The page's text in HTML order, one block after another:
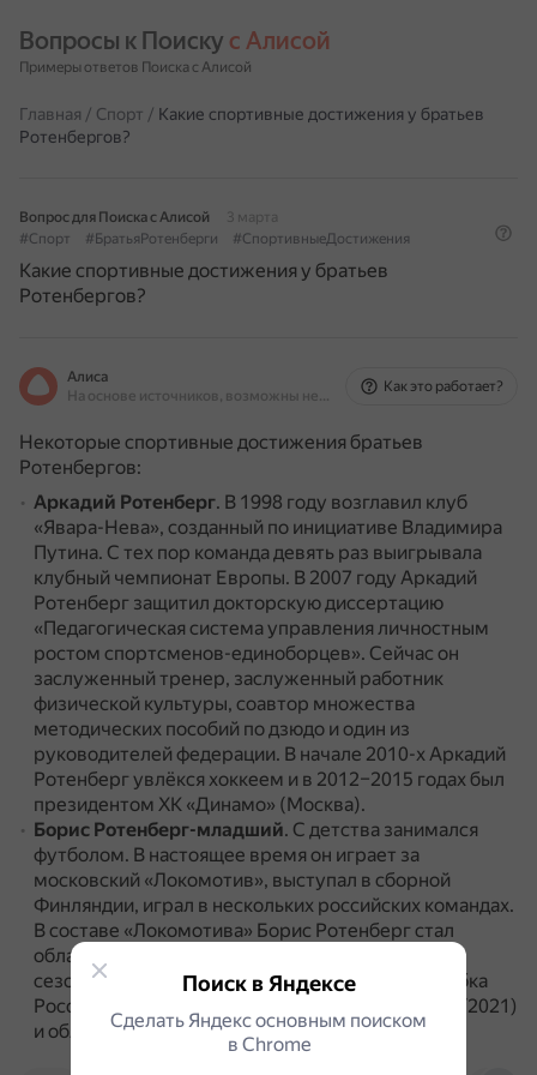
Вопросы к Поиску с Алисой
Примеры ответов Поиска с Алисой
Главная / Спорт / Какие спортивные достижения у братьев
Ротенбергов?
Вопрос для Поиска с Алисой
3 марта
#Спорт
#БратьяРотенберги #СпортивныеДостижения
Какие спортивные достижения у братьев
Ротенбергов?
Алиса
На основе источников, возможны неточности
Как это работает?
Некоторые спортивные достижения братьев
Ротенбергов:
Аркадий Ротенберг. В 1998 году возглавил клуб
«Явара-Нева», созданный по инициативе Владимира
Путина. С тех пор команда девять раз выигрывала
клубный чемпионат Европы. В 2007 году Аркадий
Ротенберг защитил докторскую диссертацию
«Педагогическая система управления личностным
ростом спортсменов-единоборцев». Сейчас он
заслуженный тренер, заслуженный работник
физической культуры, соавтор множества
методических пособий по дзюдо и один из
руководителей федерации. В начале 2010-х Аркадий
Ротенберг увлёкся хоккеем и в 2012–2015 годах был
президентом ХК «Динамо» (Москва).
Борис Ротенберг-младший. С детства занимался
футболом. В настоящее время он играет за
московский «Локомотив», выступал в сборной
Финляндии, играл в нескольких российских командах.
В составе «Локомотива» Борис Ротенберг стал
обладателем пяти титулов: чемпион России
сезона-2017/2018, трёхкратный победитель Кубка
России (в сезонах-2016/2017, 2018/2019 и 2020/2021)
и обладатель Суперкубка России — 2019.
Поиск в Яндексе
Сделать Яндекс основным поиском
в Сhrome